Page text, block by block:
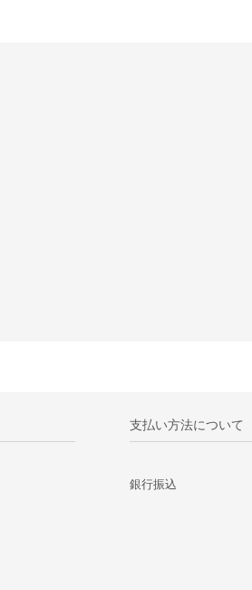
支払い方法について
銀行振込